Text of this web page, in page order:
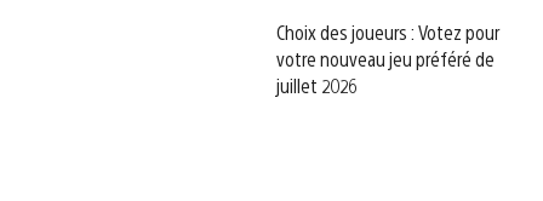
Choix des joueurs : Votez pour
votre nouveau jeu préféré de
juillet 2026